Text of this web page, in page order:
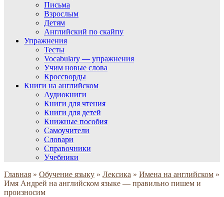
Письма
Взрослым
Детям
Английский по скайпу
Упражнения
Тесты
Vocabulary — упражнения
Учим новые слова
Кроссворды
Книги на английском
Аудиокниги
Книги для чтения
Книги для детей
Книжные пособия
Самоучители
Словари
Справочники
Учебники
Главная » Обучение языку » Лексика » Имена на английском »
Имя Андрей на английском языке — правильно пишем и
произносим